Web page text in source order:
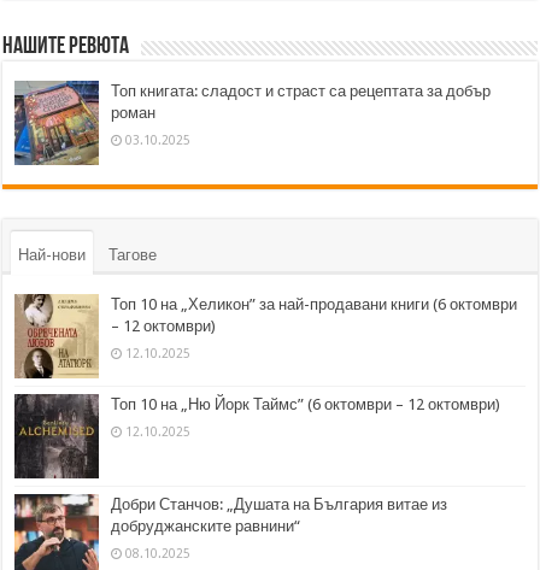
Нашите ревюта
Топ книгата: сладост и страст са рецептата за добър
роман
03.10.2025
Най-нови Тагове
Топ 10 на „Хеликон” за най-продавани книги (6 октомври
– 12 октомври)
12.10.2025
Топ 10 на „Ню Йорк Таймс” (6 октомври – 12 октомври)
12.10.2025
Добри Станчов: „Душата на България витае из
добруджанските равнини“
08.10.2025